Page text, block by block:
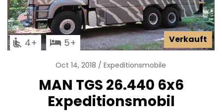
Verkauft
4 5
Oct 14, 2018 Expeditionsmobile
MAN TGS 26.440 6x6
Expeditionsmobil